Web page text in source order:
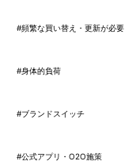
#頻繁な買い替え・更新が必要
#身体的負荷
#ブランドスイッチ
#公式アプリ・O2O施策